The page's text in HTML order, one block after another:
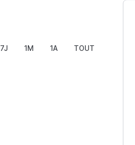
7J 1M 1A TOUT